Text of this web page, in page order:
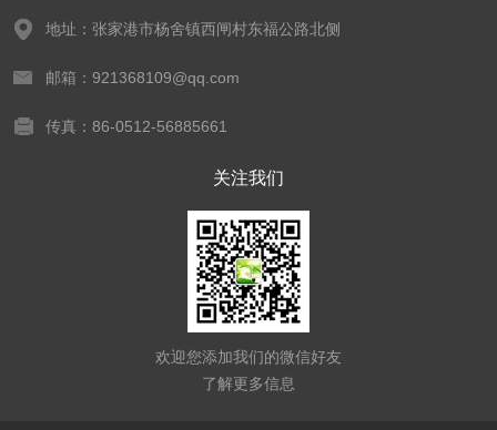
地址：张家港市杨舍镇西闸村东福公路北侧
邮箱：921368109@qq.com
传真：86-0512-56885661
关注我们
欢迎您添加我们的微信好友
了解更多信息